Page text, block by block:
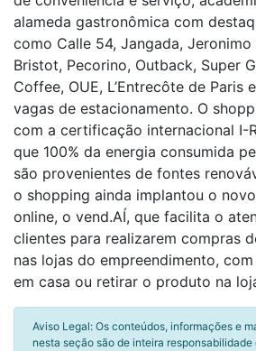
alameda gastronômica com
como Calle 54, Jangada,
Bristot, Pecorino, Outback, Super
Coffee, OUE, L’Entrecôte de Paris
vagas de estacionamento. O
com a certificação internacional I-
que 100% da energia consumida
são provenientes de fontes
o shopping ainda implantou o
online, o vend.AÍ, que facilita o
clientes para realizarem compras
nas lojas do empreendimento,
em casa ou retirar o produto na
Aviso Legal: Os conteúdos, informações e
nesta seção são de inteira